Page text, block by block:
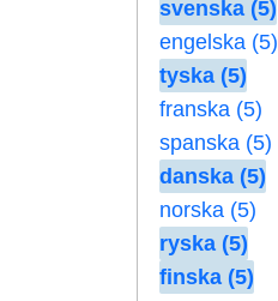
svenska (5)
engelska (5)
tyska (5)
franska (5)
spanska (5)
danska (5)
norska (5)
ryska (5)
finska (5)